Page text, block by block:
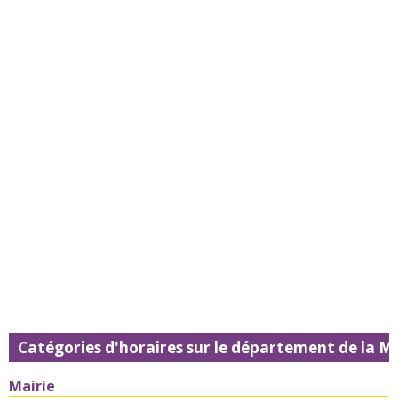
Catégories d'horaires sur le département de la
Mairie